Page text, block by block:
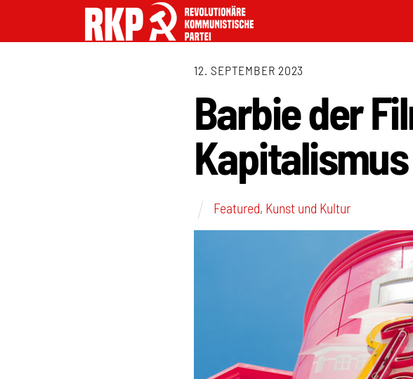
12. SEPTEMBER 2023
Barbie der
Featured, Kunst und Kultur